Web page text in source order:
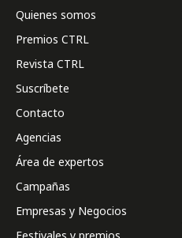
Quienes somos
Premios CTRL
Revista CTRL
Suscríbete
Contacto
Agencias
Área de expertos
Campañas
Empresas y Negocios